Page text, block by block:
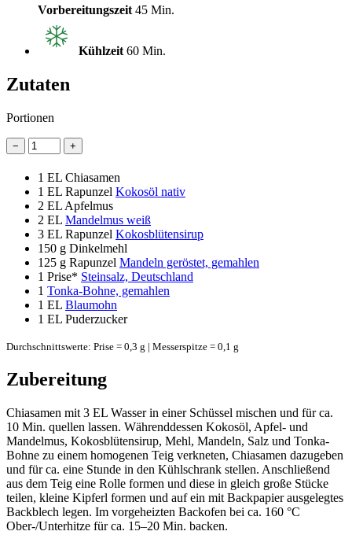
Vorbereitungszeit 45 Min.
Kühlzeit 60 Min.
Zutaten
Portionen
− +
1 EL Chiasamen
1 EL Rapunzel Kokosöl nativ
2 EL Apfelmus
2 EL Mandelmus weiß
3 EL Rapunzel Kokosblütensirup
150 g Dinkelmehl
125 g Rapunzel Mandeln geröstet, gemahlen
1 Prise* Steinsalz, Deutschland
1 Tonka-Bohne, gemahlen
1 EL Blaumohn
1 EL Puderzucker
Durchschnittswerte: Prise = 0,3 g | Messerspitze = 0,1 g
Zubereitung
Chiasamen mit 3 EL Wasser in einer Schüssel mischen und für ca.
10 Min. quellen lassen. Währenddessen Kokosöl, Apfel- und
Mandelmus, Kokosblütensirup, Mehl, Mandeln, Salz und Tonka-
Bohne zu einem homogenen Teig verkneten, Chiasamen dazugeben
und für ca. eine Stunde in den Kühlschrank stellen. Anschließend
aus dem Teig eine Rolle formen und diese in gleich große Stücke
teilen, kleine Kipferl formen und auf ein mit Backpapier ausgelegtes
Backblech legen. Im vorgeheizten Backofen bei ca. 160 °C
Ober-/Unterhitze für ca. 15–20 Min. backen.